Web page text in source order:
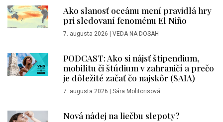
Ako slanosť oceánu mení pravidlá hry
pri sledovaní fenoménu El Niño
7. augusta 2026 VEDA NA DOSAH
PODCAST: Ako si nájsť štipendium,
mobilitu či štúdium v zahraničí a prečo
je dôležité začať čo najskôr (SAIA)
7. augusta 2026 Sára Molitorisová
Nová nádej na liečbu slepoty?